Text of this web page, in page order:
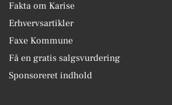
Fakta om Karise
Erhvervsartikler
Faxe Kommune
Få en gratis salgsvurdering
Sponsoreret indhold